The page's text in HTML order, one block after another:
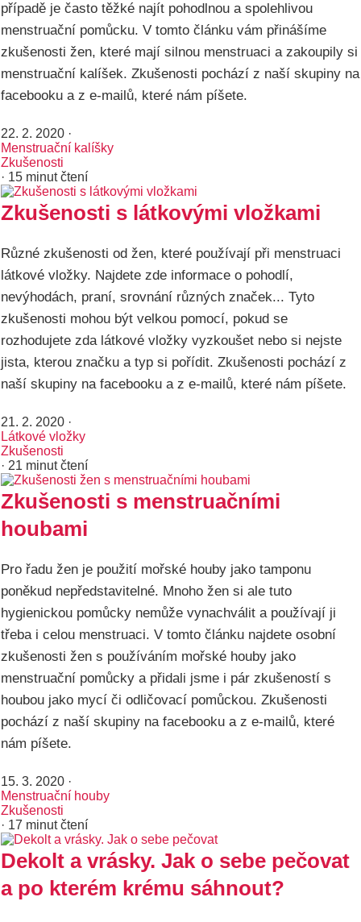
případě je často těžké najít pohodlnou a spolehlivou
menstruační pomůcku. V tomto článku vám přinášíme
zkušenosti žen, které mají silnou menstruaci a zakoupily si
menstruační kalíšek. Zkušenosti pochází z naší skupiny na
facebooku a z e-mailů, které nám píšete.
22. 2. 2020 ·
Menstruační kalíšky
Zkušenosti
· 15 minut čtení
Zkušenosti s látkovými vložkami
Různé zkušenosti od žen, které používají při menstruaci
látkové vložky. Najdete zde informace o pohodlí,
nevýhodách, praní, srovnání různých značek... Tyto
zkušenosti mohou být velkou pomocí, pokud se
rozhodujete zda látkové vložky vyzkoušet nebo si nejste
jista, kterou značku a typ si pořídit. Zkušenosti pochází z
naší skupiny na facebooku a z e-mailů, které nám píšete.
21. 2. 2020 ·
Látkové vložky
Zkušenosti
· 21 minut čtení
Zkušenosti s menstruačními
houbami
Pro řadu žen je použití mořské houby jako tamponu
poněkud nepředstavitelné. Mnoho žen si ale tuto
hygienickou pomůcky nemůže vynachválit a používají ji
třeba i celou menstruaci. V tomto článku najdete osobní
zkušenosti žen s používáním mořské houby jako
menstruační pomůcky a přidali jsme i pár zkušeností s
houbou jako mycí či odličovací pomůckou. Zkušenosti
pochází z naší skupiny na facebooku a z e-mailů, které
nám píšete.
15. 3. 2020 ·
Menstruační houby
Zkušenosti
· 17 minut čtení
Dekolt a vrásky. Jak o sebe pečovat
a po kterém krému sáhnout?